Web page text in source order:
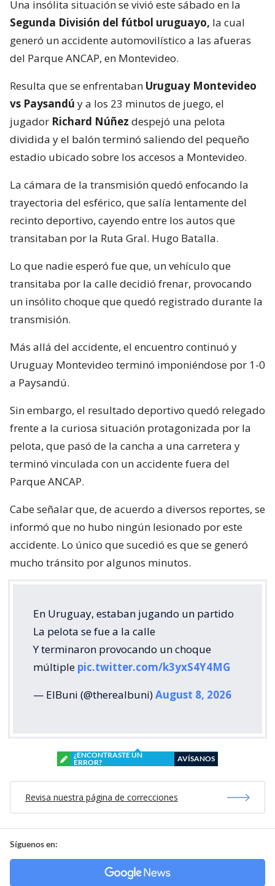
Una insólita situación se vivió este sábado en la
Segunda División del fútbol uruguayo, la cual
generó un accidente automovilístico a las afueras
del Parque ANCAP, en Montevideo.
Resulta que se enfrentaban Uruguay Montevideo
vs Paysandú y a los 23 minutos de juego, el
jugador Richard Núñez despejó una pelota
dividida y el balón terminó saliendo del pequeño
estadio ubicado sobre los accesos a Montevideo.
La cámara de la transmisión quedó enfocando la
trayectoria del esférico, que salía lentamente del
recinto deportivo, cayendo entre los autos que
transitaban por la Ruta Gral. Hugo Batalla.
Lo que nadie esperó fue que, un vehículo que
transitaba por la calle decidió frenar, provocando
un insólito choque que quedó registrado durante la
transmisión.
Más allá del accidente, el encuentro continuó y
Uruguay Montevideo terminó imponiéndose por 1-0
a Paysandú.
Sin embargo, el resultado deportivo quedó relegado
frente a la curiosa situación protagonizada por la
pelota, que pasó de la cancha a una carretera y
terminó vinculada con un accidente fuera del
Parque ANCAP.
Cabe señalar que, de acuerdo a diversos reportes, se
informó que no hubo ningún lesionado por este
accidente. Lo único que sucedió es que se generó
mucho tránsito por algunos minutos.
En Uruguay, estaban jugando un partido
La pelota se fue a la calle
Y terminaron provocando un choque
múltiple pic.twitter.com/k3yxS4Y4MG
— ElBuni (@therealbuni)August 8, 2026
¿ENCONTRASTE UN
ERROR?
AVÍSANOS
Revisa nuestra página de correcciones
Síguenos en: